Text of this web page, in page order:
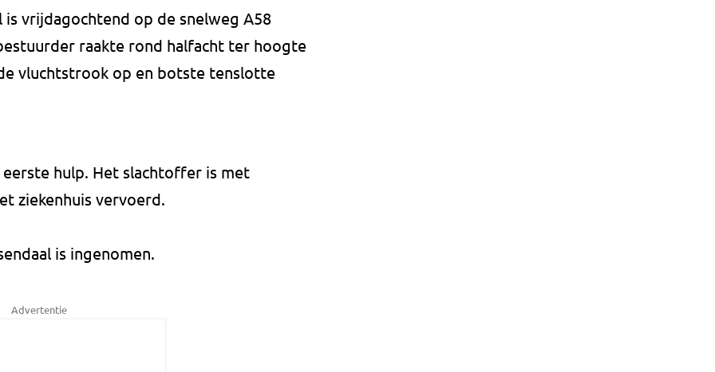
is vrijdagochtend op de snelweg A58
raakte rond halfacht ter hoogte
vluchtstrook op en botste tenslotte
hulp. Het slachtoffer is met
ziekenhuis vervoerd.
is ingenomen.
Advertentie